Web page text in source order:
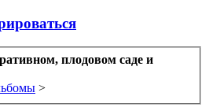
плодовом саде и
>